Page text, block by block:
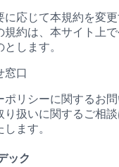
に応じて本規約を変
規約は、本サイト上
します。
窓口
ポリシーに関するお
り扱いに関するご相
ます。
ック